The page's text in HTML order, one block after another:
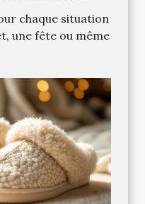
chaque situation
une fête ou même